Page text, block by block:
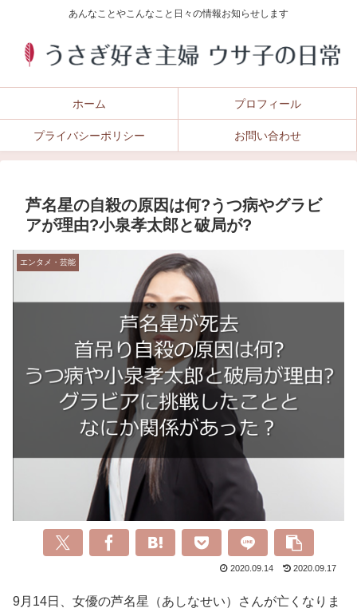
あんなことやこんなこと日々の情報お知らせします
ホーム プロフィール
プライバシーポリシー お問い合わせ
芦名星の自殺の原因は何?うつ病やグラビ
アが理由?小泉孝太郎と破局が?
エンタメ・芸能
2020.09.14 2020.09.17
9月14日、女優の芦名星（あしなせい）さんが亡くなりま